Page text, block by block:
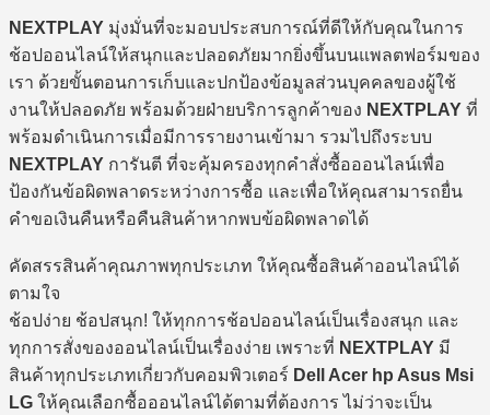
NEXTPLAY มุ่งมั่นที่จะมอบประสบการณ์ที่ดีให้กับคุณในการ
ช้อปออนไลน์ให้สนุกและปลอดภัยมากยิ่งขึ้นบนแพลตฟอร์มของ
เรา ด้วยขั้นตอนการเก็บและปกป้องข้อมูลส่วนบุคคลของผู้ใช้
งานให้ปลอดภัย พร้อมด้วยฝ่ายบริการลูกค้าของ NEXTPLAY ที่
พร้อมดำเนินการเมื่อมีการรายงานเข้ามา รวมไปถึงระบบ
NEXTPLAY การันตี ที่จะคุ้มครองทุกคำสั่งซื้อออนไลน์เพื่อ
ป้องกันข้อผิดพลาดระหว่างการซื้อ และเพื่อให้คุณสามารถยื่น
คำขอเงินคืนหรือคืนสินค้าหากพบข้อผิดพลาดได้
คัดสรรสินค้าคุณภาพทุกประเภท ให้คุณซื้อสินค้าออนไลน์ได้
ตามใจ
ช้อปง่าย ช้อปสนุก! ให้ทุกการช้อปออนไลน์เป็นเรื่องสนุก และ
ทุกการสั่งของออนไลน์เป็นเรื่องง่าย เพราะที่ NEXTPLAY มี
สินค้าทุกประเภทเกี่ยวกับคอมพิวเตอร์ Dell Acer hp Asus Msi
LG ให้คุณเลือกซื้อออนไลน์ได้ตามที่ต้องการ ไม่ว่าจะเป็น